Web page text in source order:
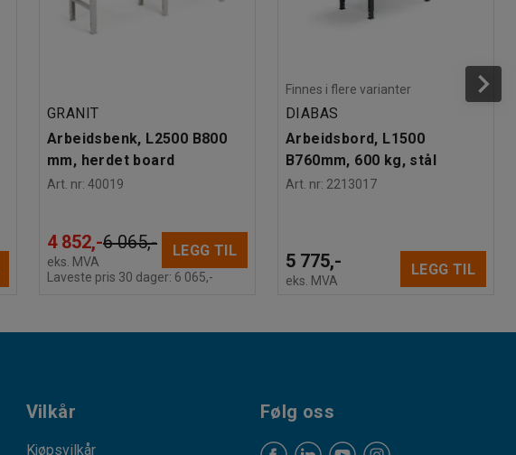
GRANIT
Arbeidsbenk, L2500 B800
mm, herdet board
Art. nr: 40019
4 852,-6 065,-
eks. MVA
LEGG TIL
Laveste pris 30 dager: 6 065,-
Finnes i flere varianter
DIABAS
Arbeidsbord, L1500
B760mm, 600 kg, stål
Art. nr: 2213017
5 775,-
eks. MVA
LEGG TIL
Vilkår
Kjøpsvilkår
Følg oss